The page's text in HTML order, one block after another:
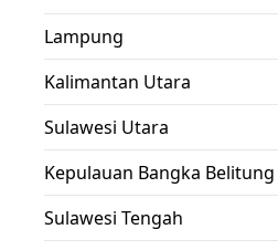
Lampung
Kalimantan Utara
Sulawesi Utara
Kepulauan Bangka Belitung
Sulawesi Tengah